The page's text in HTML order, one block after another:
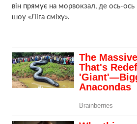
він прямує на морвокзал, де ось-ось
шоу «Ліга сміху».